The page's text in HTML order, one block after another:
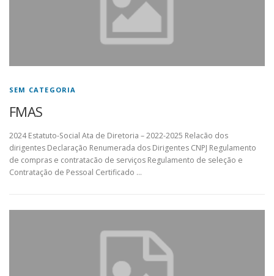
SEM CATEGORIA
FMAS
2024 Estatuto-Social Ata de Diretoria – 2022-2025 Relacão dos
dirigentes Declaração Renumerada dos Dirigentes CNPJ Regulamento
de compras e contratacão de serviços Regulamento de seleção e
Contratação de Pessoal Certificado …